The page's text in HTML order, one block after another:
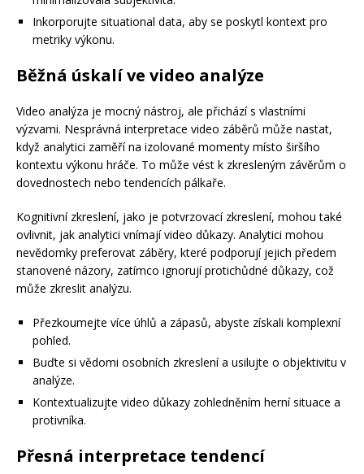
Inkorporujte situational data, aby se poskytl kontext pro
metriky výkonu.
Běžná úskalí ve video analýze
Video analýza je mocný nástroj, ale přichází s vlastními
výzvami. Nesprávná interpretace video záběrů může nastat,
když analytici zaměří na izolované momenty místo širšího
kontextu výkonu hráče. To může vést k zkresleným závěrům o
dovednostech nebo tendencích pálkaře.
Kognitivní zkreslení, jako je potvrzovací zkreslení, mohou také
ovlivnit, jak analytici vnímají video důkazy. Analytici mohou
nevědomky preferovat záběry, které podporují jejich předem
stanovené názory, zatímco ignorují protichůdné důkazy, což
může zkreslit analýzu.
Přezkoumejte více úhlů a zápasů, abyste získali komplexní
pohled.
Buďte si vědomi osobních zkreslení a usilujte o objektivitu v
analýze.
Kontextualizujte video důkazy zohledněním herní situace a
protivníka.
Přesná interpretace tendencí